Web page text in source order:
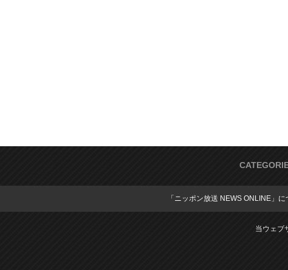
「ニッポン放送 NEWS ONLINE」に
当ウェブ